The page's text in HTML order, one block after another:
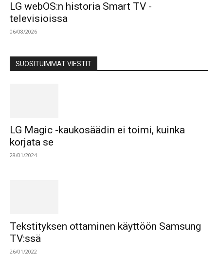
LG webOS:n historia Smart TV -
televisioissa
06/08/2026
SUOSITUIMMAT VIESTIT
LG Magic -kaukosäädin ei toimi, kuinka
korjata se
28/01/2024
Tekstityksen ottaminen käyttöön Samsung
TV:ssä
26/01/2022